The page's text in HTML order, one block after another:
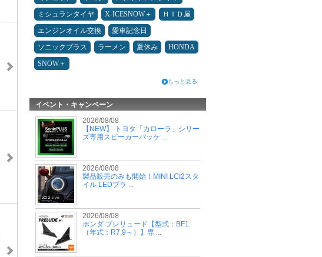
ミシュランタイヤ
X-ICESNOW＋
ＨＩＤ屋
エンジンオイル交換
愛車記念日
ソニックプラス
ラーメン 夏休み
HONDA
SNOW＋
もっと見る
イベント・キャンペーン
2026/08/08
【NEW】 トヨタ「カローラ」シリー
ズ専用スピーカーパッケ ...
2026/08/08
製品販売のみも開始！MINI LCI2スタ
イル LEDブラ ...
2026/08/08
ホンダ プレリュード【型式：BF1
（年式：R7.9～）】専 ...